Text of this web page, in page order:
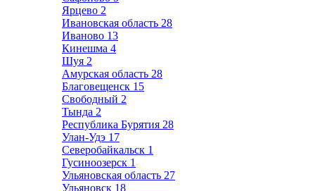
Ярцево 2
Ивановская область 28
Иваново 13
Кинешма 4
Шуя 2
Амурская область 28
Благовещенск 15
Свободный 2
Тында 2
Республика Бурятия 28
Улан-Удэ 17
Северобайкальск 1
Гусиноозерск 1
Ульяновская область 27
Ульяновск 18